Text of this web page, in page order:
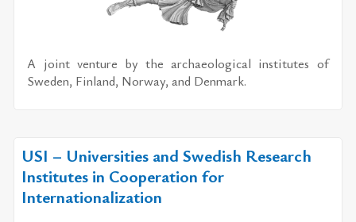
A joint venture by the archaeological institutes of
Sweden, Finland, Norway, and Denmark.
USI – Universities and Swedish Research
Institutes in Cooperation for
Internationalization